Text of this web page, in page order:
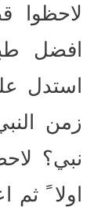
لاحظوا
افضل
استدل
زمن
نبي؟
اولا ً ثم